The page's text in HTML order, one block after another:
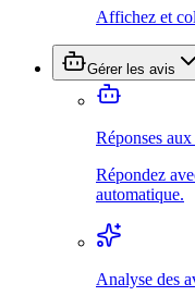
Affichez et
Gérer les avis
Réponses
Répondez
automatique.
Analyse des